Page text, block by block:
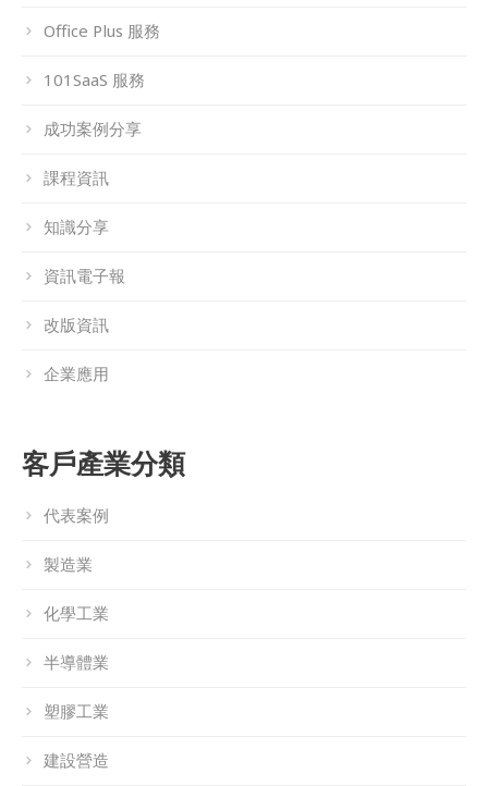
Office Plus 服務
101SaaS 服務
成功案例分享
課程資訊
知識分享
資訊電子報
改版資訊
企業應用
客戶產業分類
代表案例
製造業
化學工業
半導體業
塑膠工業
建設營造